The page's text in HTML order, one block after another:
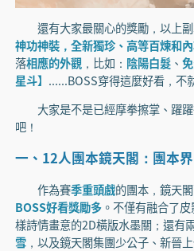
還有大家最關心的獎勵，以上副
神功神裝，全新獨珍、高等百煉和
落相應的外觀，比如： 陰陽白髮、
星斗】 ......BOSS穿得這麼好看，不
大家是不是已經摩拳擦掌、躍躍
吧！
一、12人團本鏡天閣：團本
作為賽季重頭戲的團本，鏡天
BOSS好看獎勵多。不僅有融合了
樣詩情畫意的2D橫版水墨關；還有
雪，以及鏡天閣集團少公子、新晉